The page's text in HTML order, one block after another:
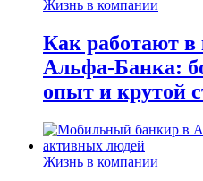
Жизнь в компании
Как работают в
Альфа-Банка:
опыт и крутой
Жизнь в компании